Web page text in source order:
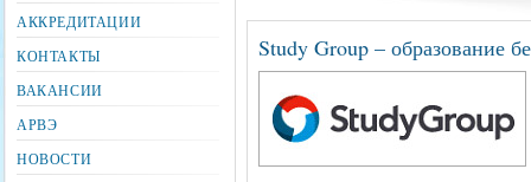
Study Group – образование
АККРЕДИТАЦИИ
КОНТАКТЫ
ВАКАНСИИ
АРВЭ
НОВОСТИ